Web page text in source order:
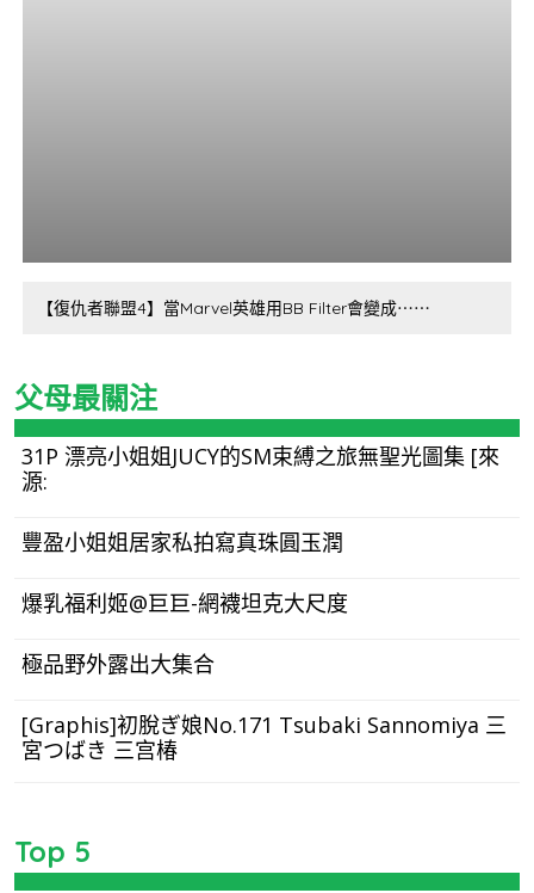
【復仇者聯盟4】當Marvel英雄用BB Filter會變成⋯⋯
父母最關注
31P 漂亮小姐姐JUCY的SM束縛之旅無聖光圖集 [來
源:
豐盈小姐姐居家私拍寫真珠圓玉潤
爆乳福利姬@巨巨-網襪坦克大尺度
極品野外露出大集合
[Graphis]初脫ぎ娘No.171 Tsubaki Sannomiya 三
宮つばき 三宫椿
Top 5